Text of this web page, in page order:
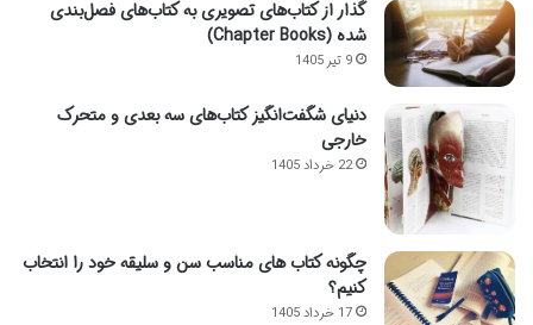
گذار از کتاب‌های تصویری به کتاب‌های فصل‌بندی
شده (Chapter Books)
9 تیر 1405
دنیای شگفت‌انگیز کتاب‌های سه بعدی و متحرک
خارجی
22 خرداد 1405
چگونه کتاب های مناسب سن و سلیقه خود را انتخاب
کنیم؟
17 خرداد 1405